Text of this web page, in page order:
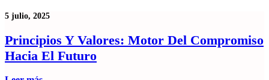
5 julio, 2025
Principios Y Valores: Motor Del Compromiso
Hacia El Futuro